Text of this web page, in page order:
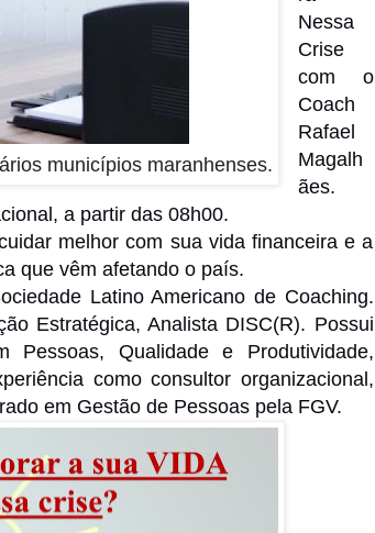
municípios maranhenses.
Nessa
Crise
com o
Coach
Rafael
Magalh
ães.
a partir das 08h00.
melhor com sua vida financeira e a
que vêm afetando o país.
Latino Americano de Coaching.
Estratégica, Analista DISC(R). Possui
Qualidade e Produtividade,
como consultor organizacional,
em Gestão de Pessoas pela FGV.